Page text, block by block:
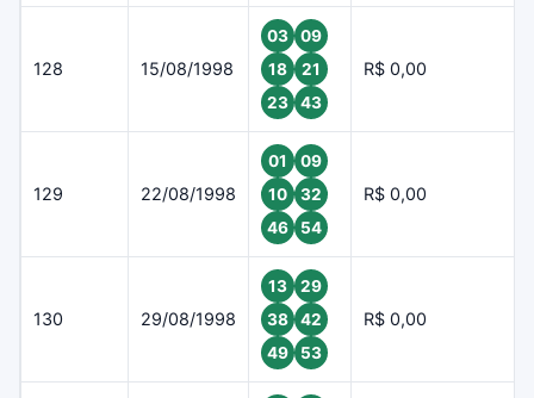
128 15/08/1998
03
09
18
21
23
43
R$ 0,00
129 22/08/1998
01
09
10
32
46
54
R$ 0,00
130 29/08/1998
13
29
38
42
49
53
R$ 0,00